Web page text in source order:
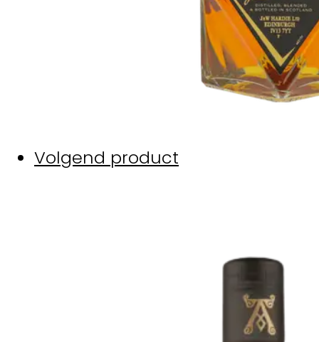
Volgend product